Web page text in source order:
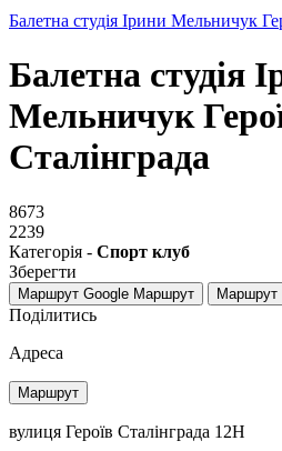
Балетна студія Ірини Мельничук
Балетна студія
Мельничук
Сталінграда
8673
2239
Категорія - Спорт клуб
Зберегти
Маршрут Google Маршрут Маршрут
Поділитись
Адреса
Маршрут
вулиця Героїв Сталінграда 12Н